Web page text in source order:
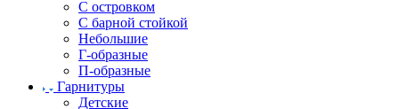
С островком
С барной стойкой
Небольшие
Г-образные
П-образные
Гарнитуры
Детские